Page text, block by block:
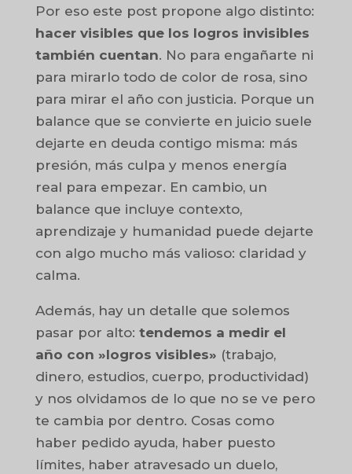
Por eso este post propone algo distinto:
hacer visibles que los logros invisibles
también cuentan. No para engañarte ni
para mirarlo todo de color de rosa, sino
para mirar el año con justicia. Porque un
balance que se convierte en juicio suele
dejarte en deuda contigo misma: más
presión, más culpa y menos energía
real para empezar. En cambio, un
balance que incluye contexto,
aprendizaje y humanidad puede dejarte
con algo mucho más valioso: claridad y
calma.
Además, hay un detalle que solemos
pasar por alto: tendemos a medir el
año con »logros visibles» (trabajo,
dinero, estudios, cuerpo, productividad)
y nos olvidamos de lo que no se ve pero
te cambia por dentro. Cosas como
haber pedido ayuda, haber puesto
límites, haber atravesado un duelo,